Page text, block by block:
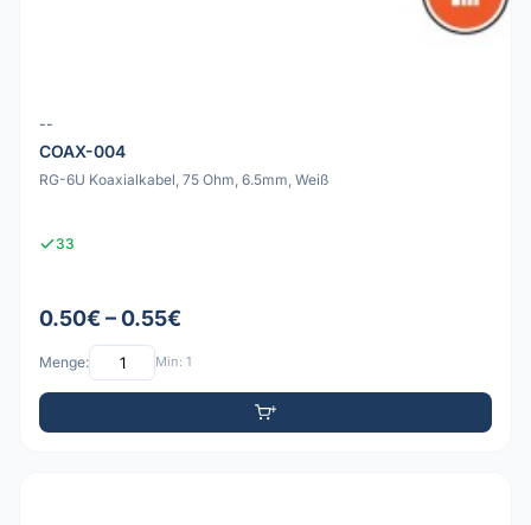
--
COAX-004
RG-6U Koaxialkabel, 75 Ohm, 6.5mm, Weiß
33
0.50€ – 0.55€
Menge: Min: 1